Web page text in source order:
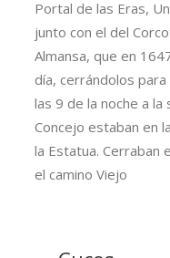
Portal de las Eras,
junto con el del
Almansa, que en
día, cerrándolos
las 9 de la noche a la
Concejo estaban en
la Estatua. Cerraban
el camino Viejo